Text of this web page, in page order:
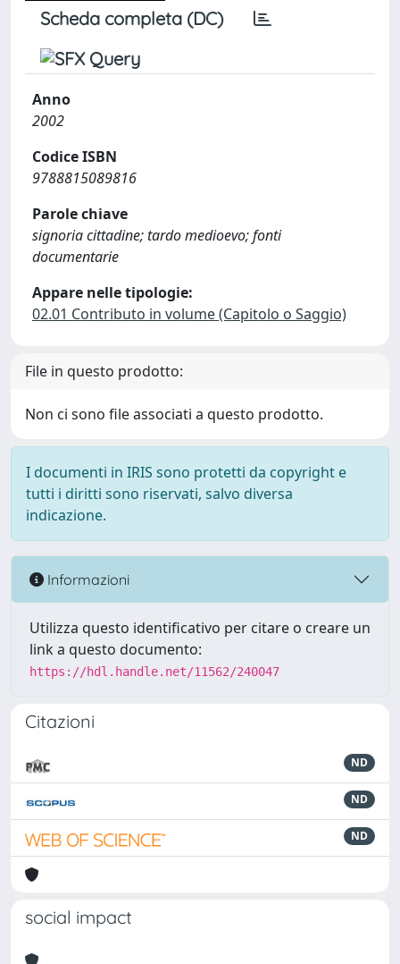
Scheda completa (DC)
Anno
2002
Codice ISBN
9788815089816
Parole chiave
signoria cittadine; tardo medioevo; fonti
documentarie
Appare nelle tipologie:
02.01 Contributo in volume (Capitolo o Saggio)
File in questo prodotto:
Non ci sono file associati a questo prodotto.
I documenti in IRIS sono protetti da copyright e
tutti i diritti sono riservati, salvo diversa
indicazione.
Informazioni
Utilizza questo identificativo per citare o creare un
link a questo documento:
https://hdl.handle.net/11562/240047
Citazioni
ND
ND
ND
social impact